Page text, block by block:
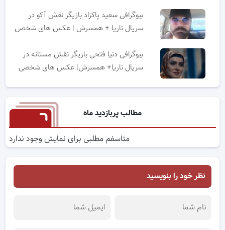
بیوگرافی سعید پاکزاد بازیگر نقش آکو در
سریال ناریا + همسرش | عکس های شخصی
بیوگرافی دنیا فتحی بازیگر نقش مستانه در
سریال ناریا+ همسرش| عکس های شخصی
مطالب پربازدید ماه
متاسفم مطلبی برای نمایش وجود ندارد
نظر خود را بنویسید